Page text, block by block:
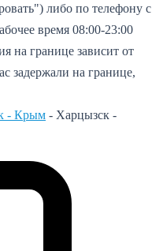
либо по телефону с
время 08:00-23:00
на границе зависит от
задержали на границе,
- Крым - Харцызск -